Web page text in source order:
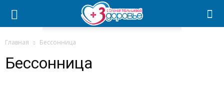
Главная Бессонница
Бессонница